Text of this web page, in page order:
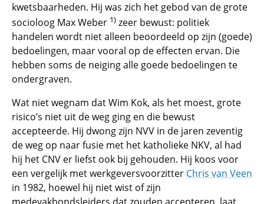
kwetsbaarheden. Hij was zich het gebod van de grote
socioloog Max Weber 1) zeer bewust: politiek
handelen wordt niet alleen beoordeeld op zijn (goede)
bedoelingen, maar vooral op de effecten ervan. Die
hebben soms de neiging alle goede bedoelingen te
ondergraven.
Wat niet wegnam dat Wim Kok, als het moest, grote
risico’s niet uit de weg ging en die bewust
accepteerde. Hij dwong zijn NVV in de jaren zeventig
de weg op naar fusie met het katholieke NKV, al had
hij het CNV er liefst ook bij gehouden. Hij koos voor
een vergelijk met werkgeversvoorzitter Chris van Veen
in 1982, hoewel hij niet wist of zijn